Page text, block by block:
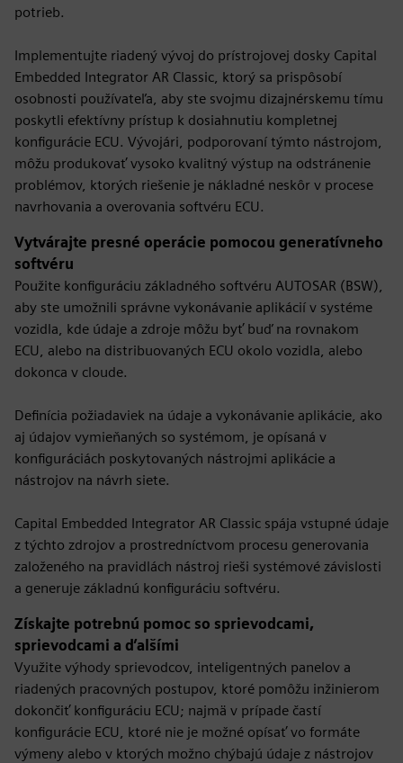
potrieb.
Implementujte riadený vývoj do prístrojovej dosky Capital
Embedded Integrator AR Classic, ktorý sa prispôsobí
osobnosti používateľa, aby ste svojmu dizajnérskemu tímu
poskytli efektívny prístup k dosiahnutiu kompletnej
konfigurácie ECU. Vývojári, podporovaní týmto nástrojom,
môžu produkovať vysoko kvalitný výstup na odstránenie
problémov, ktorých riešenie je nákladné neskôr v procese
navrhovania a overovania softvéru ECU.
Vytvárajte presné operácie pomocou generatívneho
softvéru
Použite konfiguráciu základného softvéru AUTOSAR (BSW),
aby ste umožnili správne vykonávanie aplikácií v systéme
vozidla, kde údaje a zdroje môžu byť buď na rovnakom
ECU, alebo na distribuovaných ECU okolo vozidla, alebo
dokonca v cloude.
Definícia požiadaviek na údaje a vykonávanie aplikácie, ako
aj údajov vymieňaných so systémom, je opísaná v
konfiguráciách poskytovaných nástrojmi aplikácie a
nástrojov na návrh siete.
Capital Embedded Integrator AR Classic spája vstupné údaje
z týchto zdrojov a prostredníctvom procesu generovania
založeného na pravidlách nástroj rieši systémové závislosti
a generuje základnú konfiguráciu softvéru.
Získajte potrebnú pomoc so sprievodcami,
sprievodcami a ďalšími
Využite výhody sprievodcov, inteligentných panelov a
riadených pracovných postupov, ktoré pomôžu inžinierom
dokončiť konfiguráciu ECU; najmä v prípade častí
konfigurácie ECU, ktoré nie je možné opísať vo formáte
výmeny alebo v ktorých možno chýbajú údaje z nástrojov